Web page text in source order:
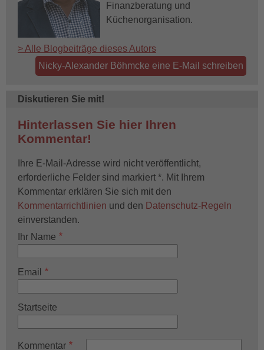
Finanzberatung und
Küchenorganisation.
> Alle Blogbeiträge dieses Autors
Nicky-Alexander Böhmcke eine E-Mail schreiben
Diskutieren Sie mit!
Hinterlassen Sie hier Ihren
Kommentar!
Ihre E-Mail-Adresse wird nicht veröffentlicht,
erforderliche Felder sind markiert *. Mit Ihrem
Kommentar erklären Sie sich mit den
Kommentarrichtlinien und den Datenschutz-Regeln
einverstanden.
Ihr Name
Email
Startseite
Kommentar